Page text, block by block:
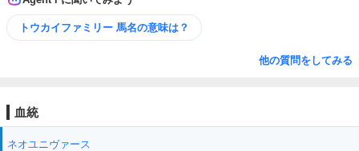
トウカイファミリー 馬名の意味は？
他の質問をしてみる
血統
ネオユニヴァース